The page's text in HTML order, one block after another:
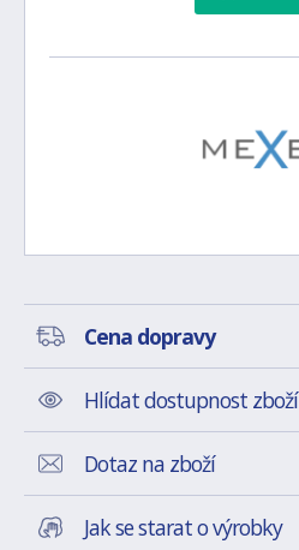
Cena dopravy
Hlídat dostupnost zboží
Dotaz na zboží
Jak se starat o výrobky